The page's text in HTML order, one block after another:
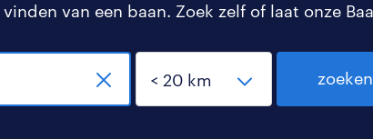
van een baan. Zoek zelf of laat onze
zoeken